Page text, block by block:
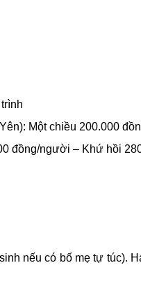
Một chiều 200.000
đồng/người – Khứ hồi
nếu có bố mẹ tự